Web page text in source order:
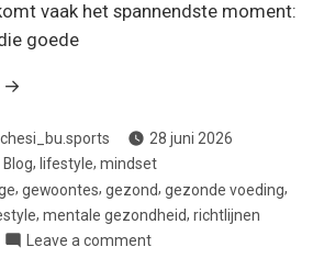
vaak het spannendste moment:
goede
“Gewoontes
zo
28 juni 2026
Posted
in
Blog, lifestyle, mindset
, gewoontes, gezond, gezonde voeding,
, mentale gezondheid, richtlijnen
Leave a commenton